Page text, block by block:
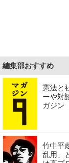
編集部おすすめ
憲法と
ーや対
ガジン
竹中平
乱用」